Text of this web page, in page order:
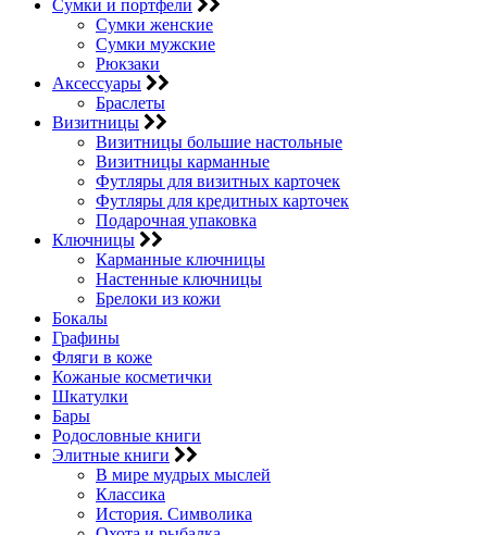
Сумки и портфели
Сумки женские
Сумки мужские
Рюкзаки
Аксессуары
Браслеты
Визитницы
Визитницы большие настольные
Визитницы карманные
Футляры для визитных карточек
Футляры для кредитных карточек
Подарочная упаковка
Ключницы
Карманные ключницы
Настенные ключницы
Брелоки из кожи
Бокалы
Графины
Фляги в коже
Кожаные косметички
Шкатулки
Бары
Родословные книги
Элитные книги
В мире мудрых мыслей
Классика
История. Символика